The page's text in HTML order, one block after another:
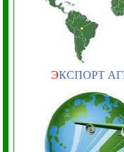
ЭКСПОРТ